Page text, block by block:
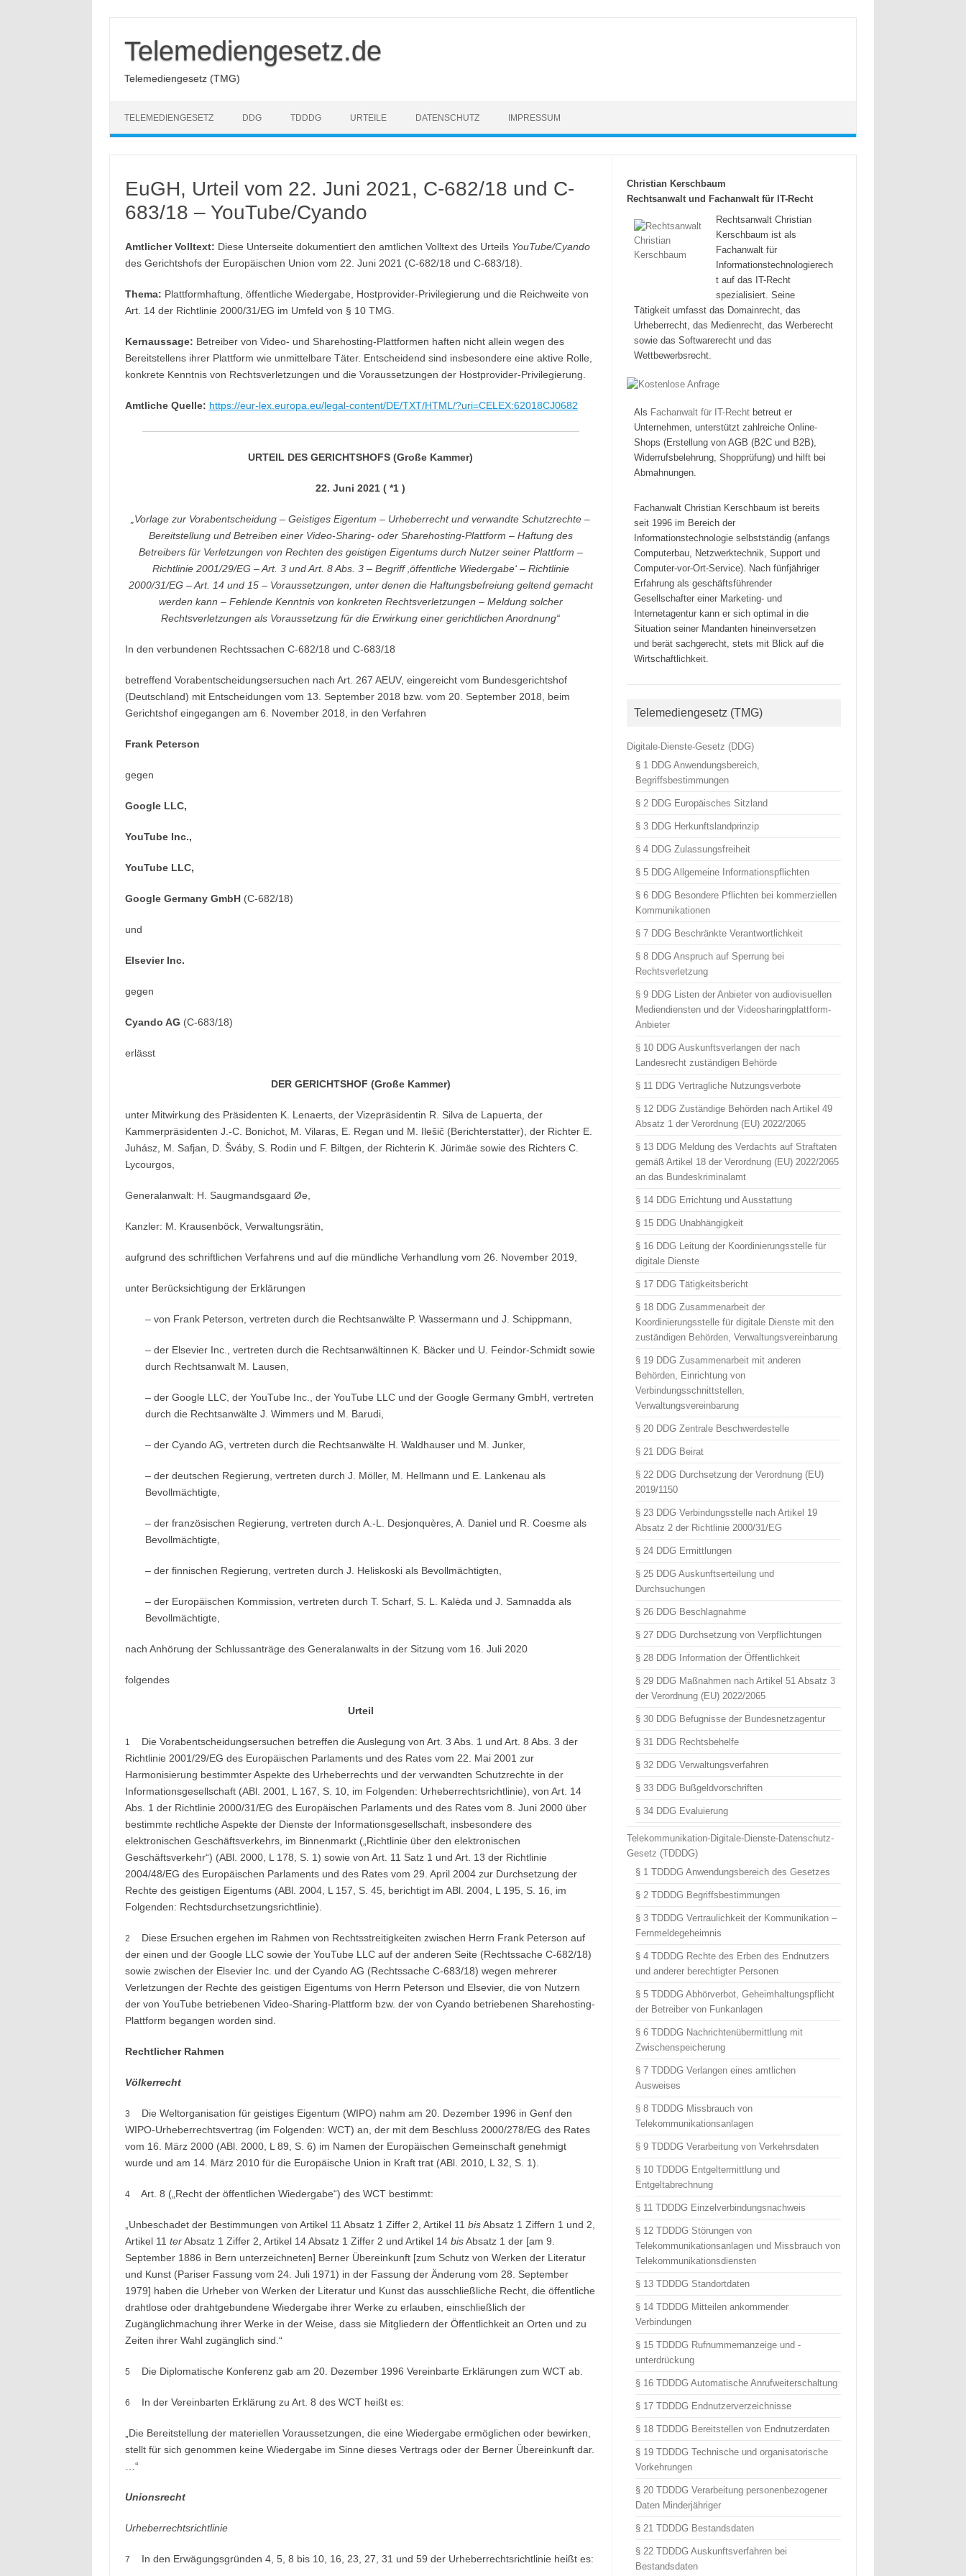
springen
Telemediengesetz.de
Telemediengesetz (TMG)
TELEMEDIENGESETZ DDG TDDDG URTEILE DATENSCHUTZ IMPRESSUM
EuGH, Urteil vom 22. Juni 2021, C-682/18 und C-
683/18 – YouTube/Cyando
Amtlicher Volltext: Diese Unterseite dokumentiert den amtlichen Volltext des Urteils YouTube/Cyando
des Gerichtshofs der Europäischen Union vom 22. Juni 2021 (C-682/18 und C-683/18).
Thema: Plattformhaftung, öffentliche Wiedergabe, Hostprovider-Privilegierung und die Reichweite von
Art. 14 der Richtlinie 2000/31/EG im Umfeld von § 10 TMG.
Kernaussage: Betreiber von Video- und Sharehosting-Plattformen haften nicht allein wegen des
Bereitstellens ihrer Plattform wie unmittelbare Täter. Entscheidend sind insbesondere eine aktive Rolle,
konkrete Kenntnis von Rechtsverletzungen und die Voraussetzungen der Hostprovider-Privilegierung.
Amtliche Quelle: https://eur-lex.europa.eu/legal-content/DE/TXT/HTML/?uri=CELEX:62018CJ0682
URTEIL DES GERICHTSHOFS (Große Kammer)
22. Juni 2021 ( *1)
„Vorlage zur Vorabentscheidung – Geistiges Eigentum – Urheberrecht und verwandte Schutzrechte –
Bereitstellung und Betreiben einer Video-Sharing- oder Sharehosting-Plattform – Haftung des
Betreibers für Verletzungen von Rechten des geistigen Eigentums durch Nutzer seiner Plattform –
Richtlinie 2001/29/EG – Art. 3 und Art. 8 Abs. 3 – Begriff ‚öffentliche Wiedergabe‘ – Richtlinie
2000/31/EG – Art. 14 und 15 – Voraussetzungen, unter denen die Haftungsbefreiung geltend gemacht
werden kann – Fehlende Kenntnis von konkreten Rechtsverletzungen – Meldung solcher
Rechtsverletzungen als Voraussetzung für die Erwirkung einer gerichtlichen Anordnung“
In den verbundenen Rechtssachen C‑682/18 und C‑683/18
betreffend Vorabentscheidungsersuchen nach Art. 267 AEUV, eingereicht vom Bundesgerichtshof
(Deutschland) mit Entscheidungen vom 13. September 2018 bzw. vom 20. September 2018, beim
Gerichtshof eingegangen am 6. November 2018, in den Verfahren
Frank Peterson
gegen
Google LLC,
YouTube Inc.,
YouTube LLC,
Google Germany GmbH(C‑682/18)
und
Elsevier Inc.
gegen
Cyando AG (C‑683/18)
erlässt
DER GERICHTSHOF (Große Kammer)
unter Mitwirkung des Präsidenten K. Lenaerts, der Vizepräsidentin R. Silva de Lapuerta, der
Kammerpräsidenten J.‑C. Bonichot, M. Vilaras, E. Regan und M. Ilešič (Berichterstatter), der Richter E.
Juhász, M. Safjan, D. Šváby, S. Rodin und F. Biltgen, der Richterin K. Jürimäe sowie des Richters C.
Lycourgos,
Generalanwalt: H. Saugmandsgaard Øe,
Kanzler: M. Krausenböck, Verwaltungsrätin,
aufgrund des schriftlichen Verfahrens und auf die mündliche Verhandlung vom 26. November 2019,
unter Berücksichtigung der Erklärungen
– von Frank Peterson, vertreten durch die Rechtsanwälte P. Wassermann und J. Schippmann,
– der Elsevier Inc., vertreten durch die Rechtsanwältinnen K. Bäcker und U. Feindor-Schmidt sowie
durch Rechtsanwalt M. Lausen,
– der Google LLC, der YouTube Inc., der YouTube LLC und der Google Germany GmbH, vertreten
durch die Rechtsanwälte J. Wimmers und M. Barudi,
– der Cyando AG, vertreten durch die Rechtsanwälte H. Waldhauser und M. Junker,
– der deutschen Regierung, vertreten durch J. Möller, M. Hellmann und E. Lankenau als
Bevollmächtigte,
– der französischen Regierung, vertreten durch A.‑L. Desjonquères, A. Daniel und R. Coesme als
Bevollmächtigte,
– der finnischen Regierung, vertreten durch J. Heliskoski als Bevollmächtigten,
– der Europäischen Kommission, vertreten durch T. Scharf, S. L. Kalėda und J. Samnadda als
Bevollmächtigte,
nach Anhörung der Schlussanträge des Generalanwalts in der Sitzung vom 16. Juli 2020
folgendes
Urteil
1
Die Vorabentscheidungsersuchen betreffen die Auslegung von Art. 3 Abs. 1 und Art. 8 Abs. 3 der
Richtlinie 2001/29/EG des Europäischen Parlaments und des Rates vom 22. Mai 2001 zur
Harmonisierung bestimmter Aspekte des Urheberrechts und der verwandten Schutzrechte in der
Informationsgesellschaft (ABl. 2001, L 167, S. 10, im Folgenden: Urheberrechtsrichtlinie), von Art. 14
Abs. 1 der Richtlinie 2000/31/EG des Europäischen Parlaments und des Rates vom 8. Juni 2000 über
bestimmte rechtliche Aspekte der Dienste der Informationsgesellschaft, insbesondere des
elektronischen Geschäftsverkehrs, im Binnenmarkt („Richtlinie über den elektronischen
Geschäftsverkehr“) (ABl. 2000, L 178, S. 1) sowie von Art. 11 Satz 1 und Art. 13 der Richtlinie
2004/48/EG des Europäischen Parlaments und des Rates vom 29. April 2004 zur Durchsetzung der
Rechte des geistigen Eigentums (ABl. 2004, L 157, S. 45, berichtigt im ABl. 2004, L 195, S. 16, im
Folgenden: Rechtsdurchsetzungsrichtlinie).
2
Diese Ersuchen ergehen im Rahmen von Rechtsstreitigkeiten zwischen Herrn Frank Peterson auf
der einen und der Google LLC sowie der YouTube LLC auf der anderen Seite (Rechtssache C‑682/18)
sowie zwischen der Elsevier Inc. und der Cyando AG (Rechtssache C‑683/18) wegen mehrerer
Verletzungen der Rechte des geistigen Eigentums von Herrn Peterson und Elsevier, die von Nutzern
der von YouTube betriebenen Video-Sharing-Plattform bzw. der von Cyando betriebenen Sharehosting-
Plattform begangen worden sind.
Rechtlicher Rahmen
Völkerrecht
3
Die Weltorganisation für geistiges Eigentum (WIPO) nahm am 20. Dezember 1996 in Genf den
WIPO-Urheberrechtsvertrag (im Folgenden: WCT) an, der mit dem Beschluss 2000/278/EG des Rates
vom 16. März 2000 (ABl. 2000, L 89, S. 6) im Namen der Europäischen Gemeinschaft genehmigt
wurde und am 14. März 2010 für die Europäische Union in Kraft trat (ABl. 2010, L 32, S. 1).
4 Art. 8 („Recht der öffentlichen Wiedergabe“) des WCT bestimmt:
„Unbeschadet der Bestimmungen von Artikel 11 Absatz 1 Ziffer 2, Artikel 11 bisAbsatz 1 Ziffern 1 und 2,
Artikel 11 terAbsatz 1 Ziffer 2, Artikel 14 Absatz 1 Ziffer 2 und Artikel 14 bisAbsatz 1 der [am 9.
September 1886 in Bern unterzeichneten] Berner Übereinkunft [zum Schutz von Werken der Literatur
und Kunst (Pariser Fassung vom 24. Juli 1971) in der Fassung der Änderung vom 28. September
1979] haben die Urheber von Werken der Literatur und Kunst das ausschließliche Recht, die öffentliche
drahtlose oder drahtgebundene Wiedergabe ihrer Werke zu erlauben, einschließlich der
Zugänglichmachung ihrer Werke in der Weise, dass sie Mitgliedern der Öffentlichkeit an Orten und zu
Zeiten ihrer Wahl zugänglich sind.“
5 Die Diplomatische Konferenz gab am 20. Dezember 1996 Vereinbarte Erklärungen zum WCT ab.
6 In der Vereinbarten Erklärung zu Art. 8 des WCT heißt es:
„Die Bereitstellung der materiellen Voraussetzungen, die eine Wiedergabe ermöglichen oder bewirken,
stellt für sich genommen keine Wiedergabe im Sinne dieses Vertrags oder der Berner Übereinkunft dar.
…“
Unionsrecht
Urheberrechtsrichtlinie
7 In den Erwägungsgründen 4, 5, 8 bis 10, 16, 23, 27, 31 und 59 der Urheberrechtsrichtlinie heißt es:
Christian Kerschbaum
Rechtsanwalt und Fachanwalt für IT-Recht
Rechtsanwalt Christian
Kerschbaum ist als
Fachanwalt für
Informationstechnologierech
t auf das IT-Recht
spezialisiert. Seine
Tätigkeit umfasst das Domainrecht, das
Urheberrecht, das Medienrecht, das Werberecht
sowie das Softwarerecht und das
Wettbewerbsrecht.
Als Fachanwalt für IT-Recht betreut er
Unternehmen, unterstützt zahlreiche Online-
Shops (Erstellung von AGB (B2C und B2B),
Widerrufsbelehrung, Shopprüfung) und hilft bei
Abmahnungen.
Fachanwalt Christian Kerschbaum ist bereits
seit 1996 im Bereich der
Informationstechnologie selbstständig (anfangs
Computerbau, Netzwerktechnik, Support und
Computer-vor-Ort-Service). Nach fünfjähriger
Erfahrung als geschäftsführender
Gesellschafter einer Marketing- und
Internetagentur kann er sich optimal in die
Situation seiner Mandanten hineinversetzen
und berät sachgerecht, stets mit Blick auf die
Wirtschaftlichkeit.
Telemediengesetz (TMG)
Digitale-Dienste-Gesetz (DDG)
§ 1 DDG Anwendungsbereich,
Begriffsbestimmungen
§ 2 DDG Europäisches Sitzland
§ 3 DDG Herkunftslandprinzip
§ 4 DDG Zulassungsfreiheit
§ 5 DDG Allgemeine Informationspflichten
§ 6 DDG Besondere Pflichten bei kommerziellen
Kommunikationen
§ 7 DDG Beschränkte Verantwortlichkeit
§ 8 DDG Anspruch auf Sperrung bei
Rechtsverletzung
§ 9 DDG Listen der Anbieter von audiovisuellen
Mediendiensten und der Videosharingplattform-
Anbieter
§ 10 DDG Auskunftsverlangen der nach
Landesrecht zuständigen Behörde
§ 11 DDG Vertragliche Nutzungsverbote
§ 12 DDG Zuständige Behörden nach Artikel 49
Absatz 1 der Verordnung (EU) 2022/2065
§ 13 DDG Meldung des Verdachts auf Straftaten
gemäß Artikel 18 der Verordnung (EU) 2022/2065
an das Bundeskriminalamt
§ 14 DDG Errichtung und Ausstattung
§ 15 DDG Unabhängigkeit
§ 16 DDG Leitung der Koordinierungsstelle für
digitale Dienste
§ 17 DDG Tätigkeitsbericht
§ 18 DDG Zusammenarbeit der
Koordinierungsstelle für digitale Dienste mit den
zuständigen Behörden, Verwaltungsvereinbarung
§ 19 DDG Zusammenarbeit mit anderen
Behörden, Einrichtung von
Verbindungsschnittstellen,
Verwaltungsvereinbarung
§ 20 DDG Zentrale Beschwerdestelle
§ 21 DDG Beirat
§ 22 DDG Durchsetzung der Verordnung (EU)
2019/1150
§ 23 DDG Verbindungsstelle nach Artikel 19
Absatz 2 der Richtlinie 2000/31/EG
§ 24 DDG Ermittlungen
§ 25 DDG Auskunftserteilung und
Durchsuchungen
§ 26 DDG Beschlagnahme
§ 27 DDG Durchsetzung von Verpflichtungen
§ 28 DDG Information der Öffentlichkeit
§ 29 DDG Maßnahmen nach Artikel 51 Absatz 3
der Verordnung (EU) 2022/2065
§ 30 DDG Befugnisse der Bundesnetzagentur
§ 31 DDG Rechtsbehelfe
§ 32 DDG Verwaltungsverfahren
§ 33 DDG Bußgeldvorschriften
§ 34 DDG Evaluierung
Telekommunikation-Digitale-Dienste-Datenschutz-
Gesetz (TDDDG)
§ 1 TDDDG Anwendungsbereich des Gesetzes
§ 2 TDDDG Begriffsbestimmungen
§ 3 TDDDG Vertraulichkeit der Kommunikation –
Fernmeldegeheimnis
§ 4 TDDDG Rechte des Erben des Endnutzers
und anderer berechtigter Personen
§ 5 TDDDG Abhörverbot, Geheimhaltungspflicht
der Betreiber von Funkanlagen
§ 6 TDDDG Nachrichtenübermittlung mit
Zwischenspeicherung
§ 7 TDDDG Verlangen eines amtlichen
Ausweises
§ 8 TDDDG Missbrauch von
Telekommunikationsanlagen
§ 9 TDDDG Verarbeitung von Verkehrsdaten
§ 10 TDDDG Entgeltermittlung und
Entgeltabrechnung
§ 11 TDDDG Einzelverbindungsnachweis
§ 12 TDDDG Störungen von
Telekommunikationsanlagen und Missbrauch von
Telekommunikationsdiensten
§ 13 TDDDG Standortdaten
§ 14 TDDDG Mitteilen ankommender
Verbindungen
§ 15 TDDDG Rufnummernanzeige und -
unterdrückung
§ 16 TDDDG Automatische Anrufweiterschaltung
§ 17 TDDDG Endnutzerverzeichnisse
§ 18 TDDDG Bereitstellen von Endnutzerdaten
§ 19 TDDDG Technische und organisatorische
Vorkehrungen
§ 20 TDDDG Verarbeitung personenbezogener
Daten Minderjähriger
§ 21 TDDDG Bestandsdaten
§ 22 TDDDG Auskunftsverfahren bei
Bestandsdaten